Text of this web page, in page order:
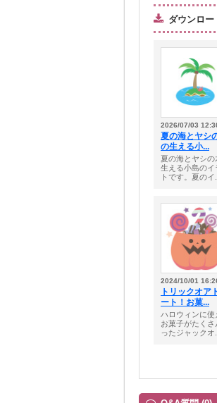
ダウンロー
2026/07/03
夏の海とヤシ
の生える小...
夏の海とヤシの
生える小島のイ
トです。夏のイ...
2024/10/01
トリックオア
ート！お菓...
ハロウィンに使
お菓子がたくさ
ったジャックオ...